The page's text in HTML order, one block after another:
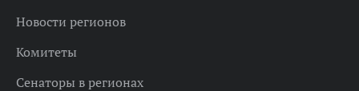
Новости регионов
Комитеты
Сенаторы в регионах